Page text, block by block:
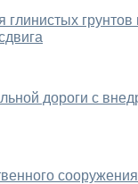
грунтов
дороги с
сооружения